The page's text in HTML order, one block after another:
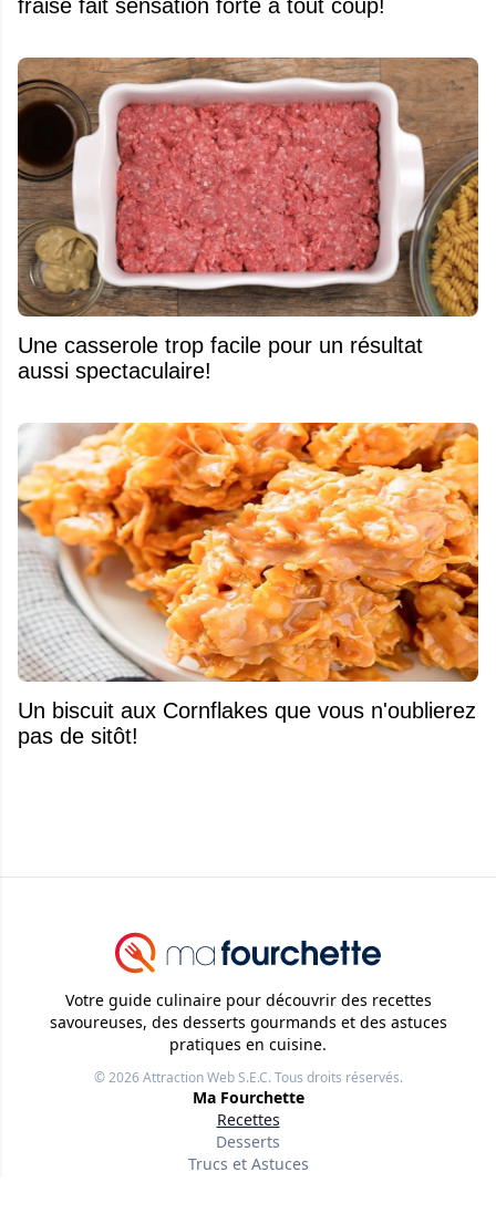
fraise fait sensation forte à tout coup!
Une casserole trop facile pour un résultat
aussi spectaculaire!
Un biscuit aux Cornflakes que vous n'oublierez
pas de sitôt!
Votre guide culinaire pour découvrir des recettes
savoureuses, des desserts gourmands et des astuces
pratiques en cuisine.
© 2026Attraction Web S.E.C.Tous droits réservés.
Ma Fourchette
Recettes
Desserts
Trucs et Astuces